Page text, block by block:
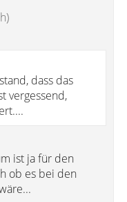
dass das
vergessend,
ist ja für den
ob es bei den